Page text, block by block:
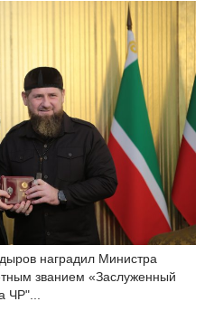
наградил Министра
званием «Заслуженный
ЧР"...